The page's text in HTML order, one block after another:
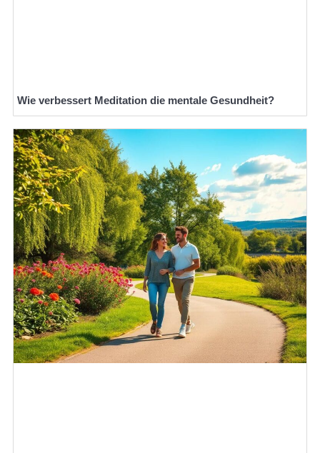
Wie verbessert Meditation die mentale Gesundheit?